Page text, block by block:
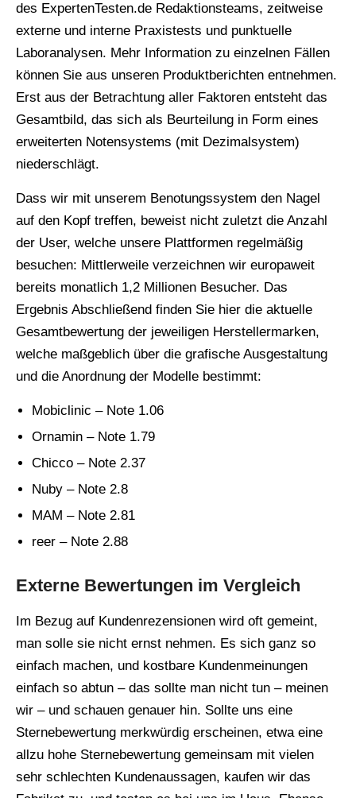
des ExpertenTesten.de Redaktionsteams, zeitweise
externe und interne Praxistests und punktuelle
Laboranalysen. Mehr Information zu einzelnen Fällen
können Sie aus unseren Produktberichten entnehmen.
Erst aus der Betrachtung aller Faktoren entsteht das
Gesamtbild, das sich als Beurteilung in Form eines
erweiterten Notensystems (mit Dezimalsystem)
niederschlägt.
Dass wir mit unserem Benotungssystem den Nagel
auf den Kopf treffen, beweist nicht zuletzt die Anzahl
der User, welche unsere Plattformen regelmäßig
besuchen: Mittlerweile verzeichnen wir europaweit
bereits monatlich 1,2 Millionen Besucher. Das
Ergebnis Abschließend finden Sie hier die aktuelle
Gesamtbewertung der jeweiligen Herstellermarken,
welche maßgeblich über die grafische Ausgestaltung
und die Anordnung der Modelle bestimmt:
Mobiclinic – Note 1.06
Ornamin – Note 1.79
Chicco – Note 2.37
Nuby – Note 2.8
MAM – Note 2.81
reer – Note 2.88
Externe Bewertungen im Vergleich
Im Bezug auf Kundenrezensionen wird oft gemeint,
man solle sie nicht ernst nehmen. Es sich ganz so
einfach machen, und kostbare Kundenmeinungen
einfach so abtun – das sollte man nicht tun – meinen
wir – und schauen genauer hin. Sollte uns eine
Sternebewertung merkwürdig erscheinen, etwa eine
allzu hohe Sternebewertung gemeinsam mit vielen
sehr schlechten Kundenaussagen, kaufen wir das